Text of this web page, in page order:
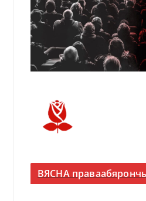
ВЯСНА